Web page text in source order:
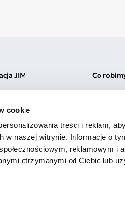
cookie
treści i reklam,
w naszej witrynie. Informacje o
reklamowym i
otrzymanymi od Ciebie lub
JIM Co
Szkoła
Szkolenia